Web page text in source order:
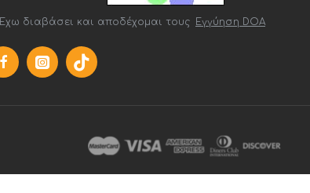
Έχω διαβάσει και αποδέχομαι τους Εγγύηση DOA